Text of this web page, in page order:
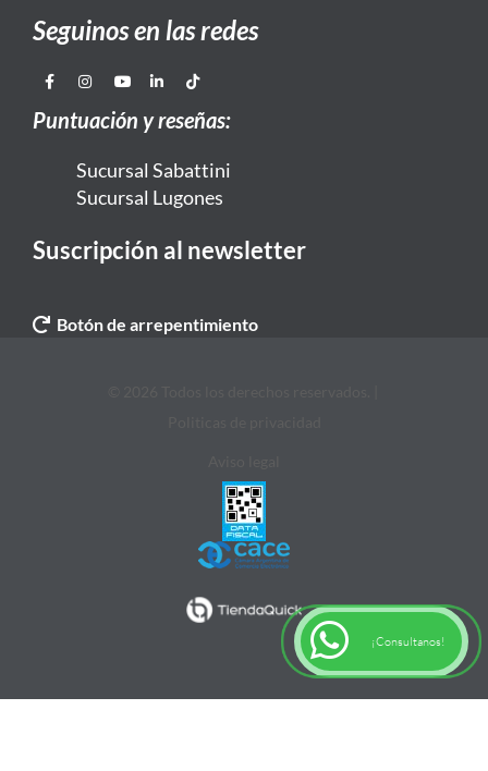
Seguinos en las redes
Puntuación y reseñas:
Sucursal Sabattini
Sucursal Lugones
Suscripción al newsletter
Botón de arrepentimiento
¡Consultanos!